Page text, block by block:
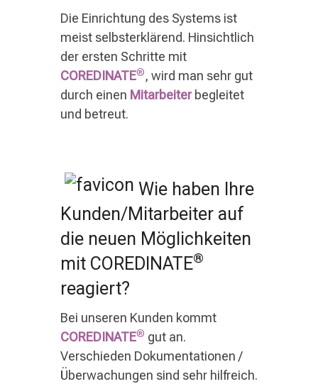
Die Einrichtung des Systems ist
meist selbsterklärend. Hinsichtlich
der ersten Schritte mit
COREDINATE®, wird man sehr gut
durch einen Mitarbeiterbegleitet
und betreut.
Wie haben Ihre
Kunden/Mitarbeiter auf
die neuen Möglichkeiten
mit COREDINATE®
reagiert?
Bei unseren Kunden kommt
COREDINATE® gut an.
Verschieden Dokumentationen /
Überwachungen sind sehr hilfreich.